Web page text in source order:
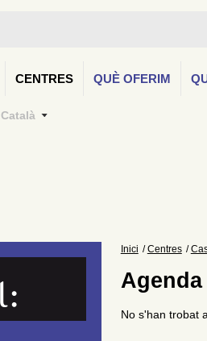
CENTRES QUÈ OFERIM
Català
Inici Centres
Agenda
No s'han trobat